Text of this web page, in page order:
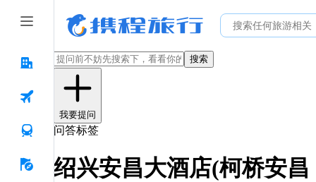
搜索
我要提问
问答标签
绍兴安昌大酒店(柯桥安昌